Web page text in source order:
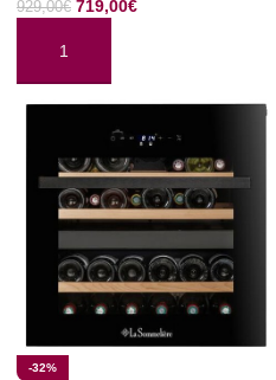
929,00€ 719,00€
AÑADIR AL CARRITO
-32%